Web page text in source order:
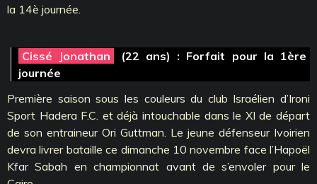
la 14è journée.
Cissé Jonathan
(22 ans) : Forfait pour la 1ère
journée
Première saison sous les couleurs du club Israélien d’Ironi
Sport Hadera F.C. et déjà intouchable dans le XI de départ
de son entraineur Ori Guttman. Le jeune défenseur Ivoirien
devra livrer bataille ce dimanche 10 novembre face l’Hapoël
Kfar Sabah en championnat avant de s’envoler pour le